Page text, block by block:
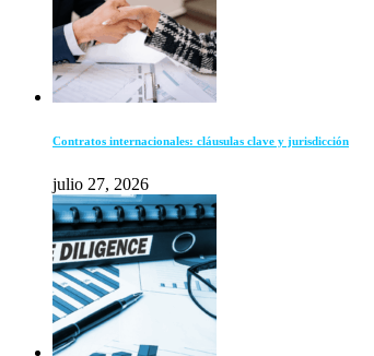
Contratos internacionales: cláusulas clave y jurisdicción
julio 27, 2026